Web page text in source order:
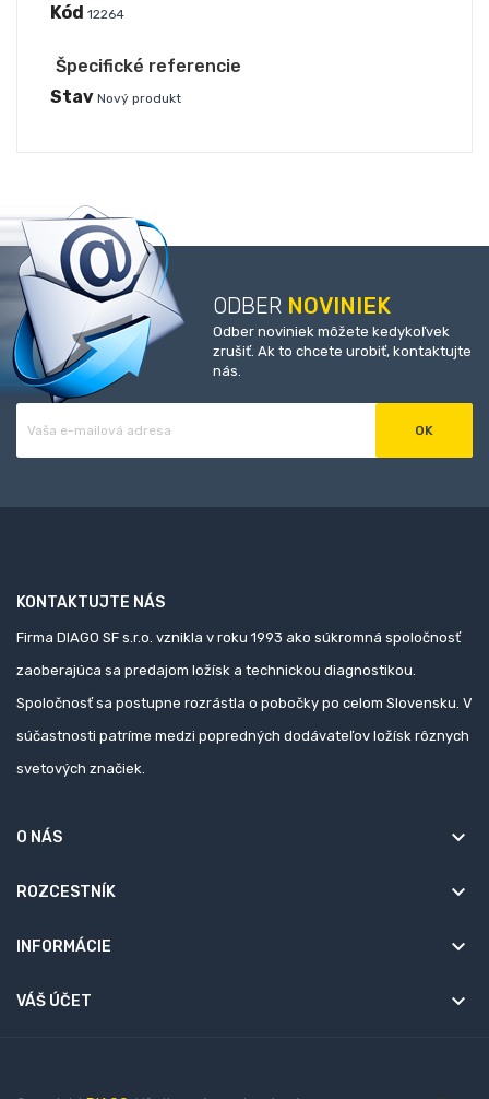
Kód 12264
Špecifické referencie
Stav Nový produkt
ODBER NOVINIEK
Odber noviniek môžete kedykoľvek
zrušiť. Ak to chcete urobiť, kontaktujte
nás.
KONTAKTUJTE NÁS
Firma DIAGO SF s.r.o. vznikla v roku 1993 ako súkromná spoločnosť
zaoberajúca sa predajom ložísk a technickou diagnostikou.
Spoločnosť sa postupne rozrástla o pobočky po celom Slovensku. V
súčastnosti patríme medzi popredných dodávateľov ložísk rôznych
svetových značiek.
O NÁS keyboard_arrow_down
ROZCESTNÍK keyboard_arrow_down
INFORMÁCIE keyboard_arrow_down
VÁŠ ÚČET 